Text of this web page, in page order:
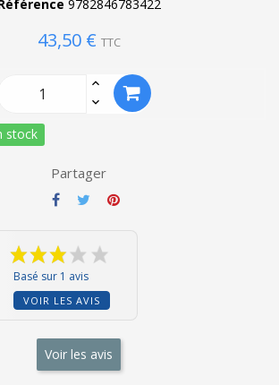
9782846783422
43,50 € TTC
stock
Partager
Basé sur 1 avis
VOIR LES AVIS
Voir les avis